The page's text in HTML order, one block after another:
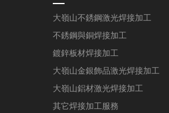
大嶺山不銹鋼激光焊接加工
不銹鋼與銅焊接加工
鍍鋅板材焊接加工
大嶺山金銀飾品激光焊接加工
大嶺山鋁材激光焊接加工
其它焊接加工服務